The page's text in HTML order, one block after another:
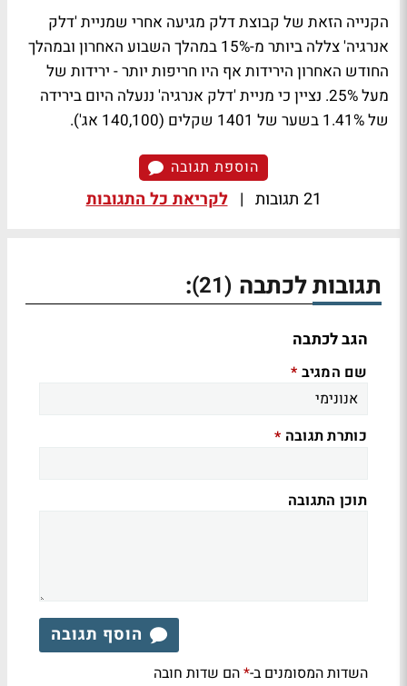
הקנייה הזאת של קבוצת דלק מגיעה אחרי שמניית 'דלק
אנרגיה' צללה ביותר מ-15% במהלך השבוע האחרון ובמהלך
החודש האחרון הירידות אף היו חריפות יותר - ירידות של
מעל 25%. נציין כי מניית 'דלק אנרגיה' ננעלה היום בירידה
של 1.41% בשער של 1401 שקלים (140,100 אג').
הוספת תגובה
21 תגובות | לקריאת כל התגובות
תגובות לכתבה (21)
:
הגב לכתבה
שם המגיב *
כותרת תגובה *
תוכן התגובה
הוסף תגובה
השדות המסומנים ב-*הם שדות חובה